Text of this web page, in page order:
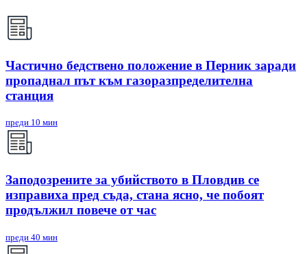
Частично бедствено положение в Перник заради
пропаднал път към газоразпределителна
станция
преди 10 мин
Заподозрените за убийството в Пловдив се
изправиха пред съда, стана ясно, че побоят
продължил повече от час
преди 40 мин